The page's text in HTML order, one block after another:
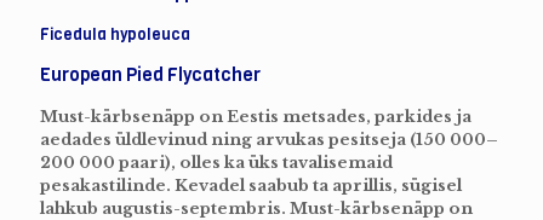
Ficedula hypoleuca
European Pied Flycatcher
Must-kärbsenäpp on Eestis metsades, parkides ja
aedades üldlevinud ning arvukas pesitseja (150 000–
200 000 paari), olles ka üks tavalisemaid
pesakastilinde. Kevadel saabub ta aprillis, sügisel
lahkub augustis-septembris. Must-kärbsenäpp on